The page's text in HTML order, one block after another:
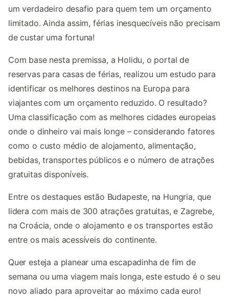
um verdadeiro desafio para quem tem um orçamento
limitado. Ainda assim, férias inesquecíveis não precisam
de custar uma fortuna!
Com base nesta premissa, a Holidu, o portal de
reservas para casas de férias, realizou um estudo para
identificar os melhores destinos na Europa para
viajantes com um orçamento reduzido. O resultado?
Uma classificação com as melhores cidades europeias
onde o dinheiro vai mais longe – considerando fatores
como o custo médio de alojamento, alimentação,
bebidas, transportes públicos e o número de atrações
gratuitas disponíveis.
Entre os destaques estão Budapeste, na Hungria, que
lidera com mais de 300 atrações gratuitas, e Zagrebe,
na Croácia, onde o alojamento e os transportes estão
entre os mais acessíveis do continente.
Quer esteja a planear uma escapadinha de fim de
semana ou uma viagem mais longa, este estudo é o seu
novo aliado para aproveitar ao máximo cada euro!